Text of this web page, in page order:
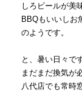
しろビールが美
BBQもいいしお
のようです。
と、暑い日々で
まだまだ換気が
八代店でも常時